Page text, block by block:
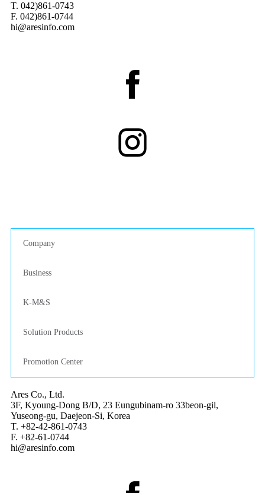
T. 042)861-0743
F. 042)861-0744
hi@aresinfo.com
Company
Business
K-M&S
Solution Products
Promotion Center
Ares Co., Ltd.
3F, Kyoung-Dong B/D, 23 Eungubinam-ro 33beon-gil,
Yuseong-gu, Daejeon-Si, Korea
T. +82-42-861-0743
F. +82-61-0744
hi@aresinfo.com